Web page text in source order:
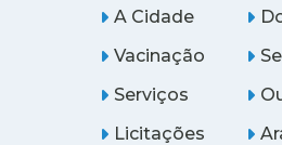
A Cidade
Vacinação
Serviços
Licitações